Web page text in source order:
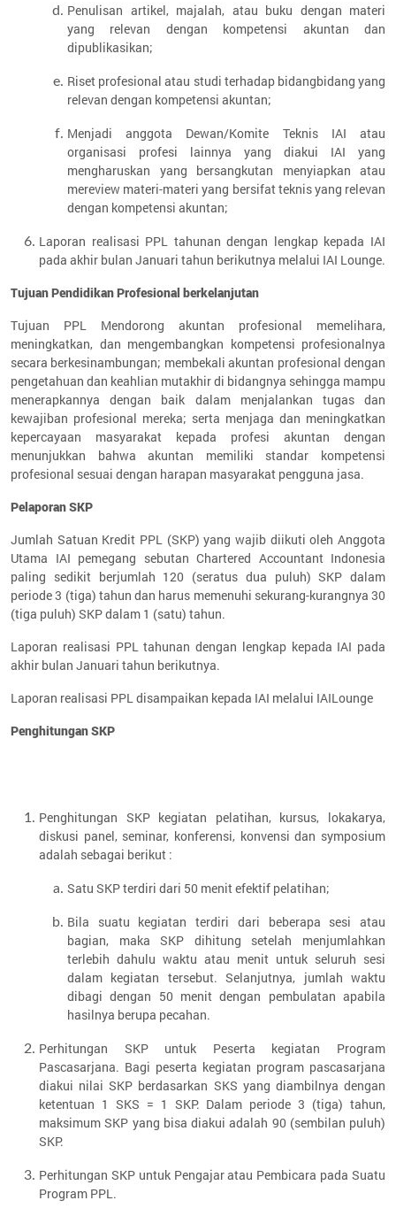
Penulisan artikel, majalah, atau buku dengan materi
yang relevan dengan kompetensi akuntan dan
dipublikasikan;
Riset profesional atau studi terhadap bidangbidang yang
relevan dengan kompetensi akuntan;
Menjadi anggota Dewan/Komite Teknis IAI atau
organisasi profesi lainnya yang diakui IAI yang
mengharuskan yang bersangkutan menyiapkan atau
mereview materi-materi yang bersifat teknis yang relevan
dengan kompetensi akuntan;
Laporan realisasi PPL tahunan dengan lengkap kepada IAI
pada akhir bulan Januari tahun berikutnya melalui IAI Lounge.
Tujuan Pendidikan Profesional berkelanjutan
Tujuan PPL Mendorong akuntan profesional memelihara,
meningkatkan, dan mengembangkan kompetensi profesionalnya
secara berkesinambungan; membekali akuntan profesional dengan
pengetahuan dan keahlian mutakhir di bidangnya sehingga mampu
menerapkannya dengan baik dalam menjalankan tugas dan
kewajiban profesional mereka; serta menjaga dan meningkatkan
kepercayaan masyarakat kepada profesi akuntan dengan
menunjukkan bahwa akuntan memiliki standar kompetensi
profesional sesuai dengan harapan masyarakat pengguna jasa.
Pelaporan SKP
Jumlah Satuan Kredit PPL (SKP) yang wajib diikuti oleh Anggota
Utama IAI pemegang sebutan Chartered Accountant Indonesia
paling sedikit berjumlah 120 (seratus dua puluh) SKP dalam
periode 3 (tiga) tahun dan harus memenuhi sekurang-kurangnya 30
(tiga puluh) SKP dalam 1 (satu) tahun.
Laporan realisasi PPL tahunan dengan lengkap kepada IAI pada
akhir bulan Januari tahun berikutnya.
Laporan realisasi PPL disampaikan kepada IAI melalui IAILounge
Penghitungan SKP
Penghitungan SKP kegiatan pelatihan, kursus, lokakarya,
diskusi panel, seminar, konferensi, konvensi dan symposium
adalah sebagai berikut :
Satu SKP terdiri dari 50 menit efektif pelatihan;
Bila suatu kegiatan terdiri dari beberapa sesi atau
bagian, maka SKP dihitung setelah menjumlahkan
terlebih dahulu waktu atau menit untuk seluruh sesi
dalam kegiatan tersebut. Selanjutnya, jumlah waktu
dibagi dengan 50 menit dengan pembulatan apabila
hasilnya berupa pecahan.
Perhitungan SKP untuk Peserta kegiatan Program
Pascasarjana. Bagi peserta kegiatan program pascasarjana
diakui nilai SKP berdasarkan SKS yang diambilnya dengan
ketentuan 1 SKS = 1 SKP. Dalam periode 3 (tiga) tahun,
maksimum SKP yang bisa diakui adalah 90 (sembilan puluh)
SKP.
Perhitungan SKP untuk Pengajar atau Pembicara pada Suatu
Program PPL.